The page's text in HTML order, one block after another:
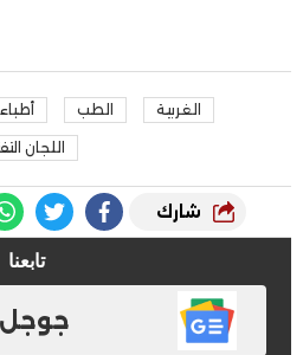
الغربية الطب أطباء
اللجان
شارك
تابعنا
جوجل